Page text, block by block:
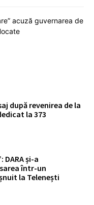
acuză guvernarea de
după revenirea de la
la 373
DARA și-a
într-un
la Telenești